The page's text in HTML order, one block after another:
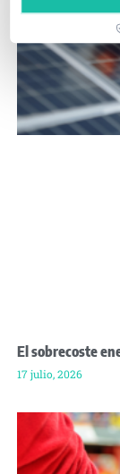
El sobrecoste
17 julio, 2026